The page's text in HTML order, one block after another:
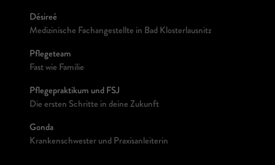
Désireé
Medizinische Fachangestellte in Bad Klosterlausnitz
Pflegeteam
Fast wie Familie
Pflegepraktikum und FSJ
Die ersten Schritte in deine Zukunft
Gonda
Krankenschwester und Praxisanleiterin